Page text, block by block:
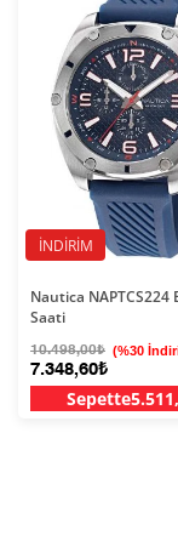
İNDIRIM
Sepette
Nautica NAPTCS224
Saati
10.498,00₺ (%30
7.348,60₺